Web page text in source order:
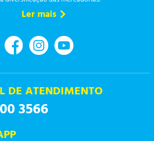
Ler mais
DE ATENDIMENTO
3566